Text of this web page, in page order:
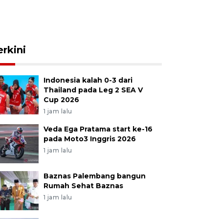
Indonesia kalah 0-3 dari
Thailand pada Leg 2 SEA V
Cup 2026
1 jam lalu
Veda Ega Pratama start ke-16
pada Moto3 Inggris 2026
1 jam lalu
Baznas Palembang bangun
Rumah Sehat Baznas
1 jam lalu